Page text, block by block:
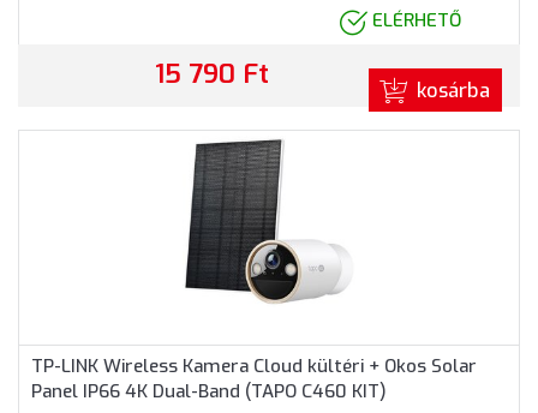
ELÉRHETŐ
15 790 Ft kosárba
TP-LINK Wireless Kamera Cloud kültéri + Okos Solar
Panel IP66 4K Dual-Band (TAPO C460 KIT)